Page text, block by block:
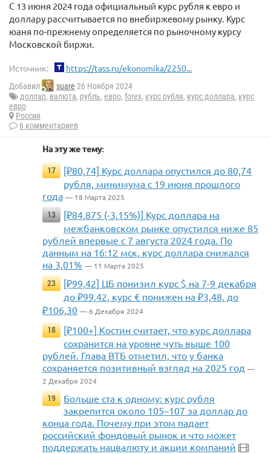
С 13 июня 2024 года официальный курс рубля к евро и
доллару рассчитывается по внебиржевому рынку. Курс
юаня по-прежнему определяется по рыночному курсу
Московской биржи.
Источник: https://tass.ru/ekonomika/2250...
Добавил suare 26 Ноября 2024
доллар, валюта, рубль, евро, forex, курс рубля, курс доллара, курс
евро
Россия
6 комментариев
На эту же тему:
17
[₽80,74] Курс доллара опустился до 80,74
рубля, минимума с 19 июня прошлого
года — 18 Марта 2025
13
[₽84,875 (-3,15%)] Курс доллара на
межбанковском рынке опустился ниже 85
рублей впервые с 7 августа 2024 года. По
данным на 16:12 мск, курс доллара снижался
на 3,01% — 11 Марта 2025
23
[₽99,42] ЦБ понизил курс $ на 7-9 декабря
до ₽99,42, курс € понижен на ₽3,48, до
₽106,30 — 6 Декабря 2024
18
[₽100+] Костин считает, что курс доллара
сохранится на уровне чуть выше 100
рублей. Глава ВТБ отметил, что у банка
сохраняется позитивный взгляд на 2025 год —
2 Декабря 2024
19
Больше ста к одному: курс рубля
закрепится около 105–107 за доллар до
конца года. Почему при этом падает
российский фондовый рынок и что может
поддержать нацвалюту и акции компаний